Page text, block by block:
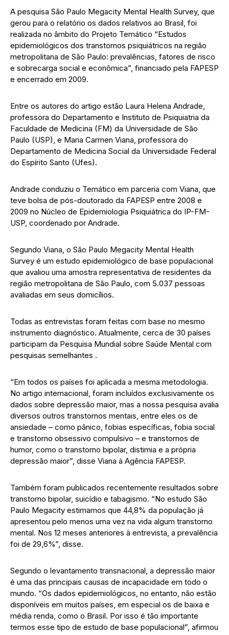
A pesquisa São Paulo Megacity Mental Health Survey, que
gerou para o relatório os dados relativos ao Brasil, foi
realizada no âmbito do Projeto Temático “Estudos
epidemiológicos dos transtornos psiquiátricos na região
metropolitana de São Paulo: prevalências, fatores de risco
e sobrecarga social e econômica”, financiado pela FAPESP
e encerrado em 2009.
Entre os autores do artigo estão Laura Helena Andrade,
professora do Departamento e Instituto de Psiquiatria da
Faculdade de Medicina (FM) da Universidade de São
Paulo (USP), e Maria Carmen Viana, professora do
Departamento de Medicina Social da Universidade Federal
do Espírito Santo (Ufes).
Andrade conduziu o Temático em parceria com Viana, que
teve bolsa de pós-doutorado da FAPESP entre 2008 e
2009 no Núcleo de Epidemiologia Psiquiátrica do IP-FM-
USP, coordenado por Andrade.
Segundo Viana, o São Paulo Megacity Mental Health
Survey é um estudo epidemiológico de base populacional
que avaliou uma amostra representativa de residentes da
região metropolitana de São Paulo, com 5.037 pessoas
avaliadas em seus domicílios.
Todas as entrevistas foram feitas com base no mesmo
instrumento diagnóstico. Atualmente, cerca de 30 países
participam da Pesquisa Mundial sobre Saúde Mental com
pesquisas semelhantes .
“Em todos os países foi aplicada a mesma metodologia.
No artigo internacional, foram incluídos exclusivamente os
dados sobre depressão maior, mas a nossa pesquisa avalia
diversos outros transtornos mentais, entre eles os de
ansiedade – como pânico, fobias específicas, fobia social
e transtorno obsessivo compulsivo – e transtornos de
humor, como o transtorno bipolar, distimia e a própria
depressão maior”, disse Viana à Agência FAPESP.
Também foram publicados recentemente resultados sobre
transtorno bipolar, suicídio e tabagismo. “No estudo São
Paulo Megacity estimamos que 44,8% da população já
apresentou pelo menos uma vez na vida algum transtorno
mental. Nos 12 meses anteriores à entrevista, a prevalência
foi de 29,6%”, disse.
Segundo o levantamento transnacional, a depressão maior
é uma das principais causas de incapacidade em todo o
mundo. “Os dados epidemiológicos, no entanto, não estão
disponíveis em muitos países, em especial os de baixa e
média renda, como o Brasil. Por isso é tão importante
termos esse tipo de estudo de base populacional”, afirmou